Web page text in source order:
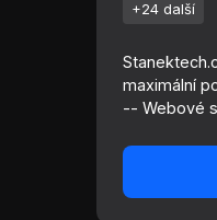
+24 další
maximální
-- Webové